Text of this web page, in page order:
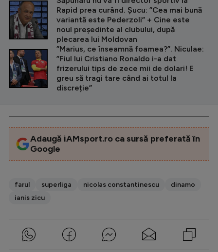
Rapid prea curând. Șucu: ”Cea mai bună
variantă este Pederzoli” + Cine este
noul președinte al clubului, după
plecarea lui Moldovan
”Marius, ce înseamnă foamea?”. Niculae:
”Fiul lui Cristiano Ronaldo i-a dat
frizerului tips de zece mii de dolari! E
greu să tragi tare când ai totul la
discreție”
Adaugă iAMsport.ro ca sursă preferată în
Google
farul superliga nicolas constantinescu
dinamo
ianis zicu